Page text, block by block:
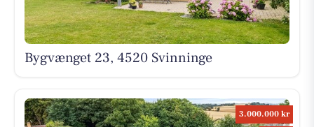
Bygvænget 23, 4520 Svinninge
3.000.000 kr